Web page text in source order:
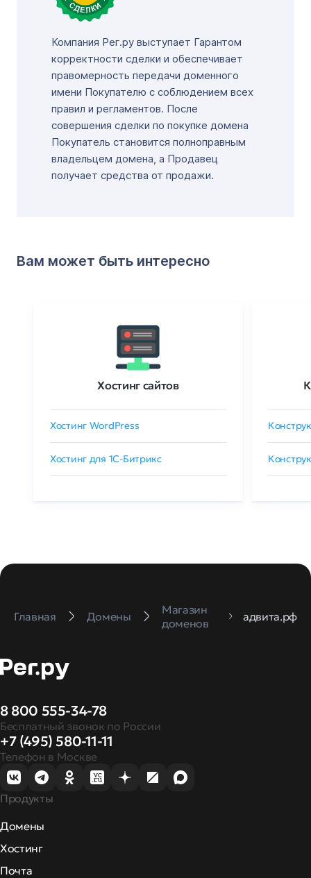
Компания Рег.ру выступает Гарантом
корректности сделки и обеспечивает
правомерность передачи доменного
имени Покупателю с соблюдением всех
правил и регламентов. После
совершения сделки по покупке домена
Покупатель становится полноправным
владельцем домена, а Продавец
получает средства от продажи.
Вам может быть интересно
Хостинг сайтов
Хостинг WordPress
Хостинг для 1C-Битрикс
Главная Домены
Магазин
доменов
адвита.рф
8 800 555-34-78
Бесплатный звонок по России
+7 (495) 580-11-11
Телефон в Москве
Продукты
Домены
Хостинг
Почта